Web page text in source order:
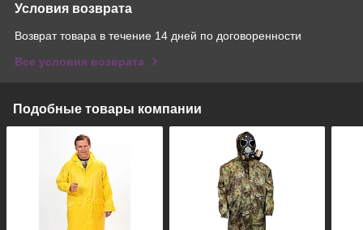
Условия возврата
Возврат товара в течение 14 дней по договоренности
Все условия возврата
Подобные товары компании